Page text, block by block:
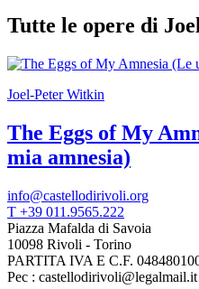
Visite
guidate
Summer
Progetti
EN
Storia
Tutte
le
sedi
Edificio
Castello
Manica
Tutte le opere di
Joel-Peter Witkin
The Eggs of My
mia amnesia)
info@castellodirivoli.org
T +39 011.9565.222
Piazza Mafalda di Savoia
10098 Rivoli - Torino
PARTITA IVA E C.F.
Pec : castellodirivoli@legalmail.it